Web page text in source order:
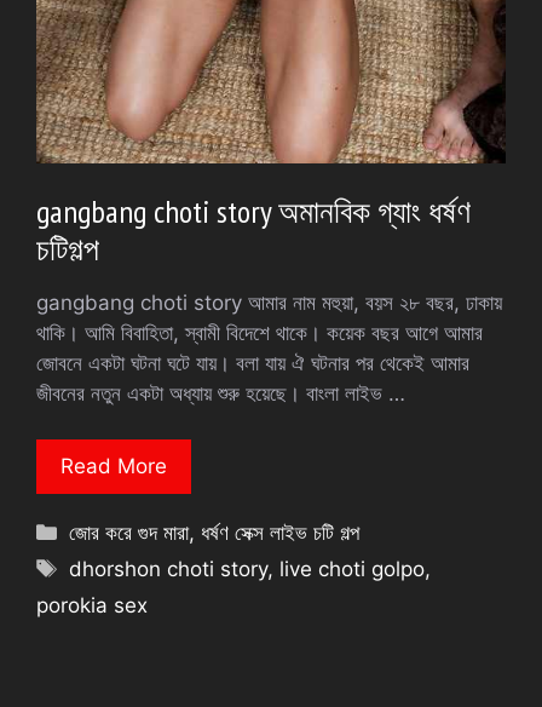
gangbang choti story অমানবিক গ্যাং ধর্ষণ
চটিগল্প
gangbang choti story আমার নাম মহুয়া, বয়স ২৮ বছর, ঢাকায়
থাকি। আমি বিবাহিতা, স্বামী বিদেশে থাকে। কয়েক বছর আগে আমার
জোবনে একটা ঘটনা ঘটে যায়। বলা যায় ঐ ঘটনার পর থেকেই আমার
জীবনের নতুন একটা অধ্যায় শুরু হয়েছে। বাংলা লাইভ …
Read More
Categories
জোর করে গুদ মারা, ধর্ষণ সেক্স লাইভ চটি গল্প
Tags
dhorshon choti story, live choti golpo,
porokia sex